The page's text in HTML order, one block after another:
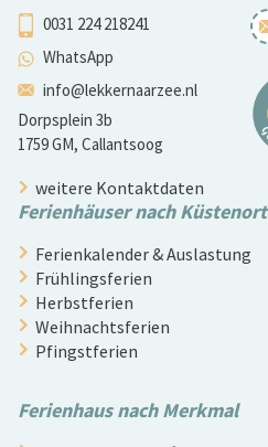
0031 224 218241
WhatsApp
info@lekkernaarzee.nl
Dorpsplein 3b
1759 GM, Callantsoog
weitere Kontaktdaten
Ferienhäuser nach Küstenort
Ferienkalender & Auslastung
Frühlingsferien
Herbstferien
Weihnachtsferien
Pfingstferien
Ferienhaus nach Merkmal